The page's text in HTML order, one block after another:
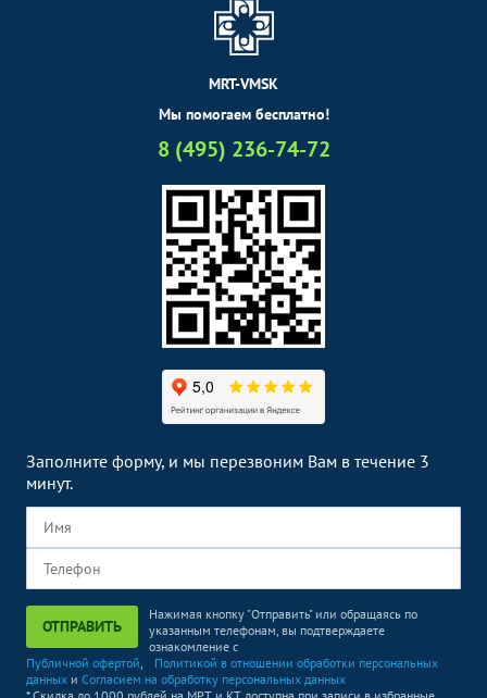
MRT-VMSK
Мы помогаем бесплатно!
8 (495) 236-74-72
Заполните форму, и мы перезвоним Вам в течение 3
минут.
ОТПРАВИТЬ
Нажимая кнопку "Отправить" или обращаясь по
указанным телефонам, вы подтверждаете
ознакомление с
Публичной офертой,
Политикой в отношении обработки персональных
данных и Согласием на обработку персональных данных